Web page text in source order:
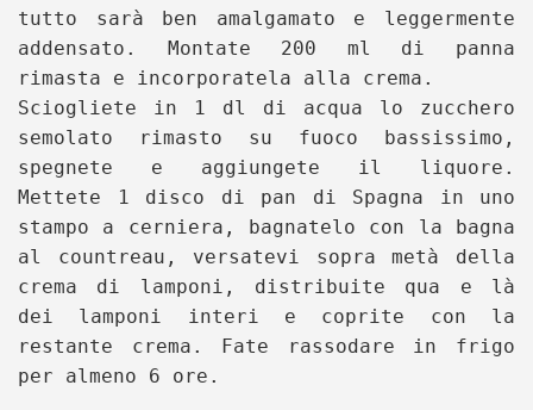
tutto sarà ben amalgamato e leggermente
addensato. Montate 200 ml di panna
rimasta e incorporatela alla crema.
Sciogliete in 1 dl di acqua lo zucchero
semolato rimasto su fuoco bassissimo,
spegnete e aggiungete il liquore.
Mettete 1 disco di pan di Spagna in uno
stampo a cerniera, bagnatelo con la bagna
al countreau, versatevi sopra metà della
crema di lamponi, distribuite qua e là
dei lamponi interi e coprite con la
restante crema. Fate rassodare in frigo
per almeno 6 ore.